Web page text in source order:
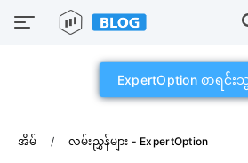
ExpertOption စာရင်းသွ
အိမ် လမ်းညွှန်များ - ExpertOption